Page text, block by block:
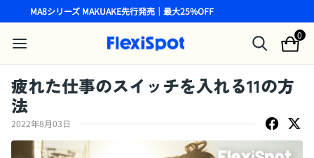
MA8シリーズ MAKUAKE先行発売｜最大25%OFF
0
疲れた仕事のスイッチを入れる11の方
法
2022年8月03日